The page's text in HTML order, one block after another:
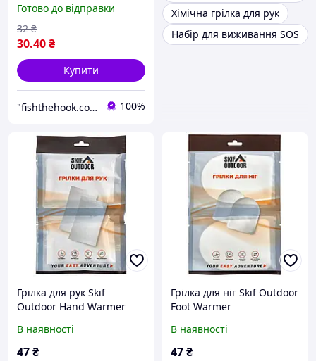
Готово до відправки
30.40₴
32 ₴
Купити
"fishthehook.com.ua" Інтернет - магазин все для риболовлі 100%
Хімічна грілка для рук
Набір для виживання SOS
Грілка для рук Skif
Outdoor Hand Warmer
В наявності
47₴
Грілка для ніг Skif Outdoor
Foot Warmer
В наявності
47₴